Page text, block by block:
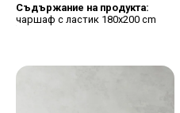
Съдържание на продукта:
чаршаф с ластик 180x200 cm